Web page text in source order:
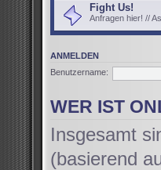
Fight Us!
Anfragen hier! //
ANMELDEN
Benutzername:
WER IST
Insgesamt
(basierend